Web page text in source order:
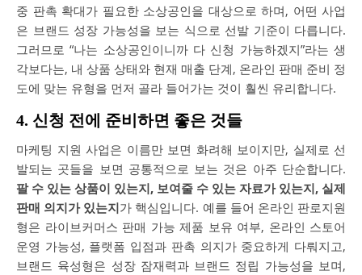
중 판촉 확대가 필요한 소상공인을 대상으로 하며, 어떤 사업
은 브랜드 성장 가능성을 보는 식으로 선발 기준이 다릅니다.
그러므로 “나는 소상공인이니까 다 신청 가능하겠지”라는 생
각보다는, 내 상품 상태와 현재 매출 단계, 온라인 판매 준비 정
도에 맞는 유형을 먼저 골라 들어가는 것이 훨씬 유리합니다.
4. 신청 전에 준비하면 좋은 것들
마케팅 지원 사업은 이름만 보면 화려해 보이지만, 실제로 선
발되는 곳들을 보면 공통적으로 보는 것은 아주 단순합니다.
팔 수 있는 상품이 있는지, 보여줄 수 있는 자료가 있는지, 실제
판매 의지가 있는지가 핵심입니다. 예를 들어 온라인 판로지원
형은 라이브커머스 판매 가능 제품 보유 여부, 온라인 스토어
운영 가능성, 플랫폼 입점과 판촉 의지가 중요하게 다뤄지고,
브랜드 육성형은 성장 잠재력과 브랜드 정립 가능성을 보며,